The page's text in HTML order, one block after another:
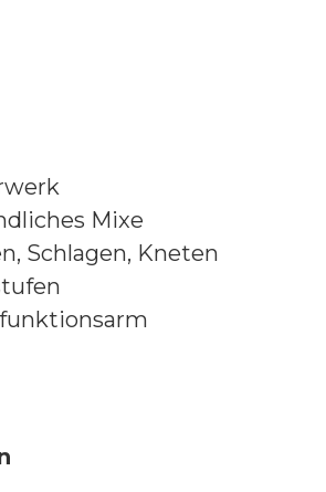
Mixe
Schlagen, Kneten